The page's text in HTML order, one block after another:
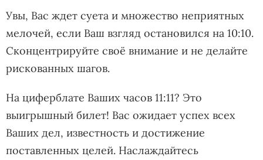
Увы, Вас ждет суета и множество неприятных
мелочей, если Ваш взгляд остановился на 10:10.
Сконцентрируйте своё внимание и не делайте
рискованных шагов.
На циферблате Ваших часов 11:11? Это
выигрышный билет! Вас ожидает успех всех
Ваших дел, известность и достижение
поставленных целей. Наслаждайтесь